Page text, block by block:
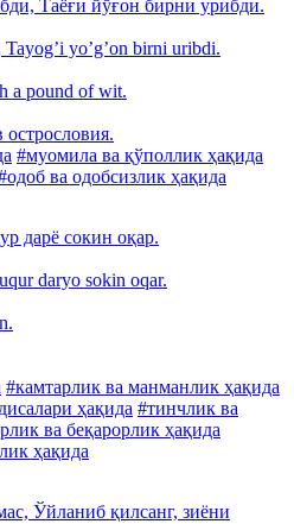
Таёғи йўғон бирни урибди.
yoʼgʼon birni uribdi.
a pound of wit.
#муомила ва қўполлик ҳақида
ва одобсизлик ҳақида
дарё сокин оқар.
daryo sokin oqar.
#камтарлик ва манманлик ҳақида
ҳақида #тинчлик ва
ва беқарорлик ҳақида
ҳақида
Ўйланиб қилсанг, зиёни